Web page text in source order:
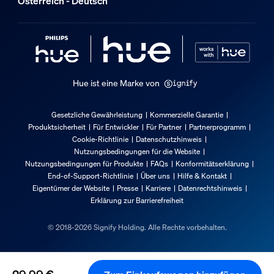
Typ
Ersatzteile
Packmaße und Gewicht
8720169268036
Nettogewicht
Bruttogewicht
0,24 kg
123 mm
Hue ist eine Marke von
Gesetzliche Gewährleistung
Kommerzielle Garantie
Produktsicherheit
Für Entwickler Für Partner
Partnerprogramm
Cookie-Richtlinie
Datenschutzhinweis
Nutzungsbedingungen für die Website
Nutzungsbedingungen für Produkte
FAQs
Konformitätserklärung
End-of-Support-Richtlinie
Über uns
Hilfe & Kontakt
Eigentümer der Website
Presse Karriere
Datenrechtshinweis
Erklärung zur Barrierefreiheit
© 2018-2026 Signify Holding. Alle Rechte vorbehalten.